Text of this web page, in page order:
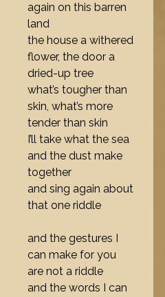
again on this barren
land
the house a withered
flower, the door a
dried-up tree
what’s tougher than
skin, what’s more
tender than skin
I’ll take what the sea
and the dust make
together
and sing again about
that one riddle
and the gestures I
can make for you
are not a riddle
and the words I can